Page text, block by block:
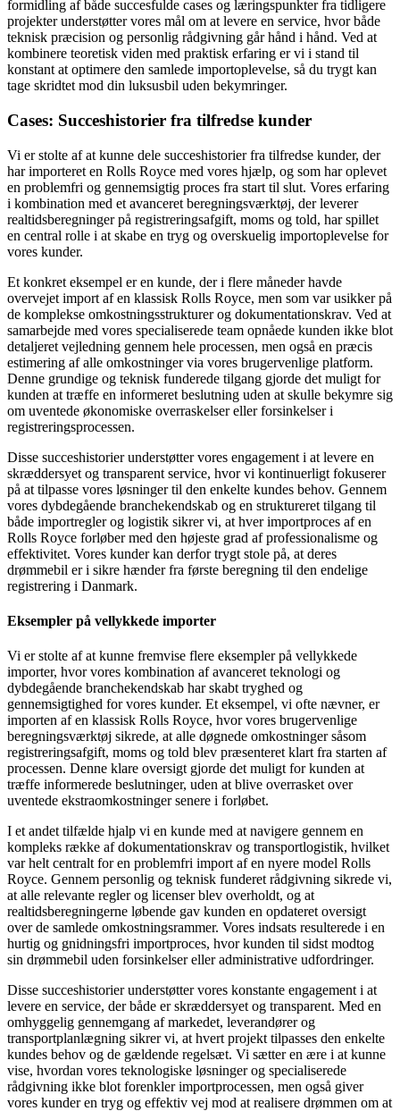
formidling af både succesfulde cases og læringspunkter fra tidligere
projekter understøtter vores mål om at levere en service, hvor både
teknisk præcision og personlig rådgivning går hånd i hånd. Ved at
kombinere teoretisk viden med praktisk erfaring er vi i stand til
konstant at optimere den samlede importoplevelse, så du trygt kan
tage skridtet mod din luksusbil uden bekymringer.
Cases: Succeshistorier fra tilfredse kunder
Vi er stolte af at kunne dele succeshistorier fra tilfredse kunder, der
har importeret en Rolls Royce med vores hjælp, og som har oplevet
en problemfri og gennemsigtig proces fra start til slut. Vores erfaring
i kombination med et avanceret beregningsværktøj, der leverer
realtidsberegninger på registreringsafgift, moms og told, har spillet
en central rolle i at skabe en tryg og overskuelig importoplevelse for
vores kunder.
Et konkret eksempel er en kunde, der i flere måneder havde
overvejet import af en klassisk Rolls Royce, men som var usikker på
de komplekse omkostningsstrukturer og dokumentationskrav. Ved at
samarbejde med vores specialiserede team opnåede kunden ikke blot
detaljeret vejledning gennem hele processen, men også en præcis
estimering af alle omkostninger via vores brugervenlige platform.
Denne grundige og teknisk funderede tilgang gjorde det muligt for
kunden at træffe en informeret beslutning uden at skulle bekymre sig
om uventede økonomiske overraskelser eller forsinkelser i
registreringsprocessen.
Disse succeshistorier understøtter vores engagement i at levere en
skræddersyet og transparent service, hvor vi kontinuerligt fokuserer
på at tilpasse vores løsninger til den enkelte kundes behov. Gennem
vores dybdegående branchekendskab og en struktureret tilgang til
både importregler og logistik sikrer vi, at hver importproces af en
Rolls Royce forløber med den højeste grad af professionalisme og
effektivitet. Vores kunder kan derfor trygt stole på, at deres
drømmebil er i sikre hænder fra første beregning til den endelige
registrering i Danmark.
Eksempler på vellykkede importer
Vi er stolte af at kunne fremvise flere eksempler på vellykkede
importer, hvor vores kombination af avanceret teknologi og
dybdegående branchekendskab har skabt tryghed og
gennemsigtighed for vores kunder. Et eksempel, vi ofte nævner, er
importen af en klassisk Rolls Royce, hvor vores brugervenlige
beregningsværktøj sikrede, at alle døgnede omkostninger såsom
registreringsafgift, moms og told blev præsenteret klart fra starten af
processen. Denne klare oversigt gjorde det muligt for kunden at
træffe informerede beslutninger, uden at blive overrasket over
uventede ekstraomkostninger senere i forløbet.
I et andet tilfælde hjalp vi en kunde med at navigere gennem en
kompleks række af dokumentationskrav og transportlogistik, hvilket
var helt centralt for en problemfri import af en nyere model Rolls
Royce. Gennem personlig og teknisk funderet rådgivning sikrede vi,
at alle relevante regler og licenser blev overholdt, og at
realtidsberegningerne løbende gav kunden en opdateret oversigt
over de samlede omkostningsrammer. Vores indsats resulterede i en
hurtig og gnidningsfri importproces, hvor kunden til sidst modtog
sin drømmebil uden forsinkelser eller administrative udfordringer.
Disse succeshistorier understøtter vores konstante engagement i at
levere en service, der både er skræddersyet og transparent. Med en
omhyggelig gennemgang af markedet, leverandører og
transportplanlægning sikrer vi, at hvert projekt tilpasses den enkelte
kundes behov og de gældende regelsæt. Vi sætter en ære i at kunne
vise, hvordan vores teknologiske løsninger og specialiserede
rådgivning ikke blot forenkler importprocessen, men også giver
vores kunder en tryg og effektiv vej mod at realisere drømmen om at